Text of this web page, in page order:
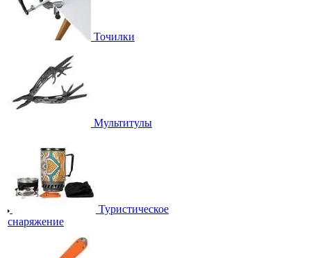
Точилки
Мультитулы
Туристическое
снаряжение